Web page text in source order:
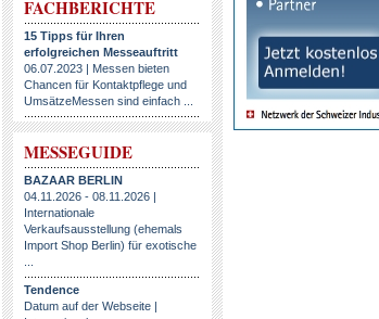
FACHBERICHTE
15 Tipps für Ihren
erfolgreichen Messeauftritt
06.07.2023 | Messen bieten
Chancen für Kontaktpflege und
UmsätzeMessen sind einfach ...
MESSEGUIDE
BAZAAR BERLIN
04.11.2026 - 08.11.2026 |
Internationale
Verkaufsausstellung (ehemals
Import Shop Berlin) für exotische
Tendence
Datum auf der Webseite |